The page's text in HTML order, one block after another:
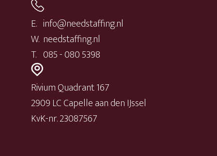
E. info@needstaffing.nl
W. needstaffing.nl
T. 085 - 080 5398
Rivium Quadrant 167
2909 LC Capelle aan den IJssel
KvK-nr. 23087567